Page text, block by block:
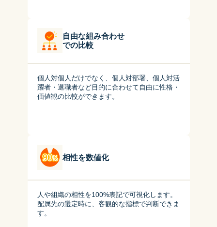
自由な組み合わせ
での比較
個人対個人だけでなく、個人対部署、個人対活
躍者・退職者など目的に合わせて自由に性格・
価値観の比較ができます。
相性を数値化
人や組織の相性を100%表記で可視化します。
配属先の選定時に、客観的な指標で判断できま
す。